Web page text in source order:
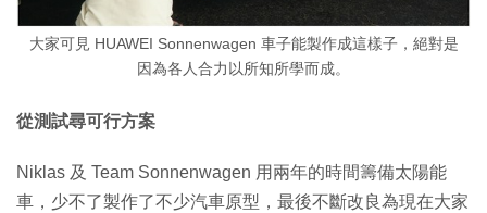
大家可見 HUAWEI Sonnenwagen 車子能製作成這樣子，絕對是
因為各人合力以所知所學而成。
從測試尋可行方案
Niklas 及 Team Sonnenwagen 用兩年的時間籌備太陽能
車，少不了製作了不少汽車原型，最後不斷改良為現在大家